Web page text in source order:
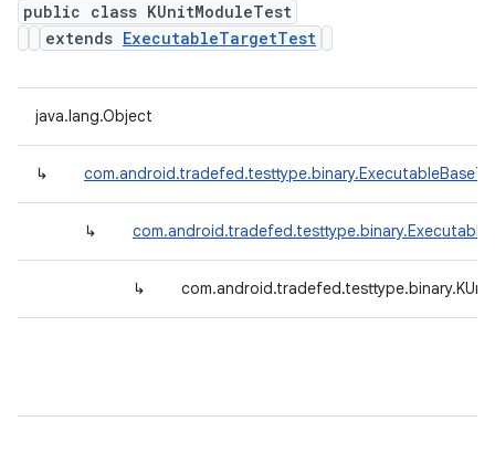
public class KUnitModuleTest
extends ExecutableTargetTest
java.lang.Object
↳
↳
↳